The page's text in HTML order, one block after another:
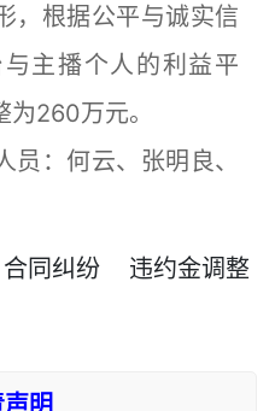
，根据公平与诚实信
主播个人的利益平
260万元。
：何云、张明良、
合同纠纷
违约金调整
明